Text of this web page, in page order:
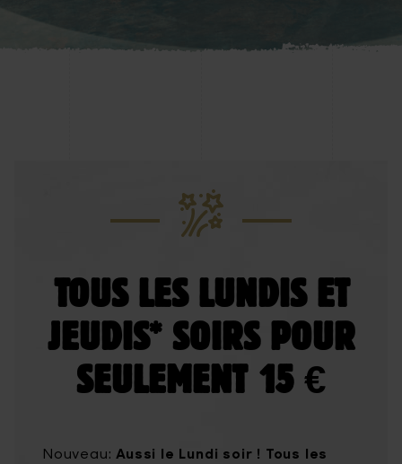
TOUS LES LUNDIS ET
JEUDIS* SOIRS POUR
SEULEMENT 15 €
Nouveau: Aussi le Lundi soir ! Tous les